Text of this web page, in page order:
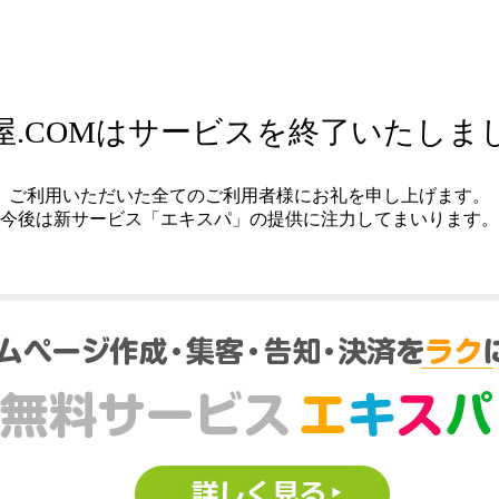
.COMはサービスを終了いたしま
ご利用いただいた全てのご利用者様にお礼を申し上げます。
今後は新サービス「エキスパ」の提供に注力してまいります。